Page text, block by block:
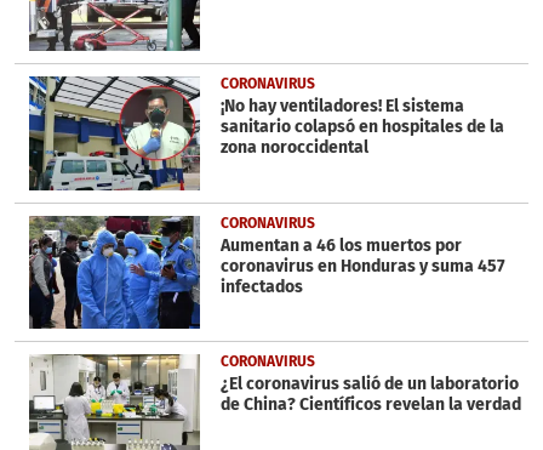
CORONAVIRUS
¡No hay ventiladores! El sistema
sanitario colapsó en hospitales de la
zona noroccidental
CORONAVIRUS
Aumentan a 46 los muertos por
coronavirus en Honduras y suma 457
infectados
CORONAVIRUS
¿El coronavirus salió de un laboratorio
de China? Científicos revelan la verdad